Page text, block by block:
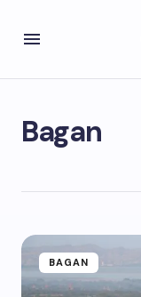
Bagan
BAGAN